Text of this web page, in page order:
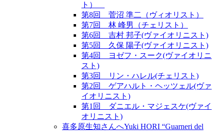
ト）
第8回 菅沼 準二（ヴィオリスト）
第7回 林 峰男（チェリスト）
第6回 吉村 邦子(ヴァイオリニスト)
第5回 久保 陽子(ヴァイオリニスト)
第4回 ヨゼフ・スーク(ヴァイオリニ
スト)
第3回 リン・ハレル(チェリスト)
第2回 ゲアハルト・ヘッツェル(ヴァ
イオリニスト)
第1回 ダニエル・マジェスケ(ヴァイ
オリニスト)
喜多原生知さんへYuki HORI “Guarneri del